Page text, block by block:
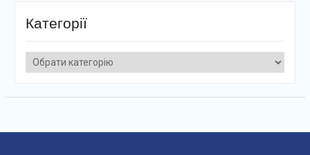
Категорії
Категорії